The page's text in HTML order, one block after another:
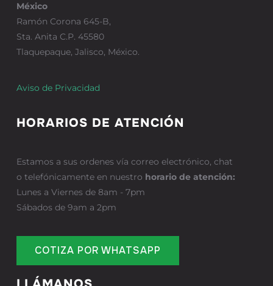
México
Ramón Corona 645-B,
Sta. Anita C.P. 45580
Tlaquepaque, Jalisco, México.
Aviso de Privacidad
HORARIOS DE ATENCIÓN
Estamos a sus ordenes vía correo electrónico, chat
o telefónicamente en nuestro horario de atención:
Lunes a Viernes de 8am - 7pm
Sábados de 9am a 2pm
COTIZA POR WHATSAPP